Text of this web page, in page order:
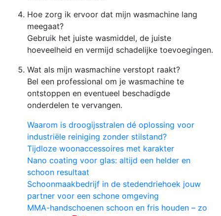
Hoe zorg ik ervoor dat mijn wasmachine lang
meegaat?
Gebruik het juiste wasmiddel, de juiste
hoeveelheid en vermijd schadelijke toevoegingen.
Wat als mijn wasmachine verstopt raakt?
Bel een professional om je wasmachine te
ontstoppen en eventueel beschadigde
onderdelen te vervangen.
Waarom is droogijsstralen dé oplossing voor
industriële reiniging zonder stilstand?
Tijdloze woonaccessoires met karakter
Nano coating voor glas: altijd een helder en
schoon resultaat
Schoonmaakbedrijf in de stedendriehoek jouw
partner voor een schone omgeving
MMA-handschoenen schoon en fris houden – zo